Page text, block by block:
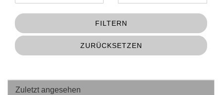
FILTERN
ZURÜCKSETZEN
Zuletzt angesehen